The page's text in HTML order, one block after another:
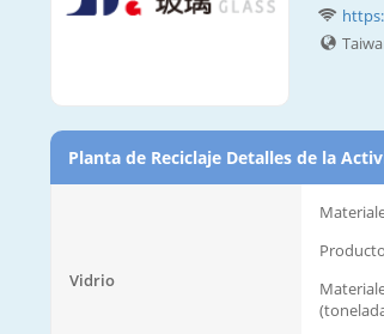
Planta de Reciclaje Detalles de la
Vidrio